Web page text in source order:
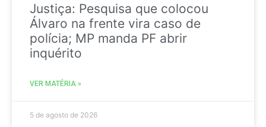
Justiça: Pesquisa que colocou
Álvaro na frente vira caso de
polícia; MP manda PF abrir
inquérito
VER MATÉRIA »
5 de agosto de 2026